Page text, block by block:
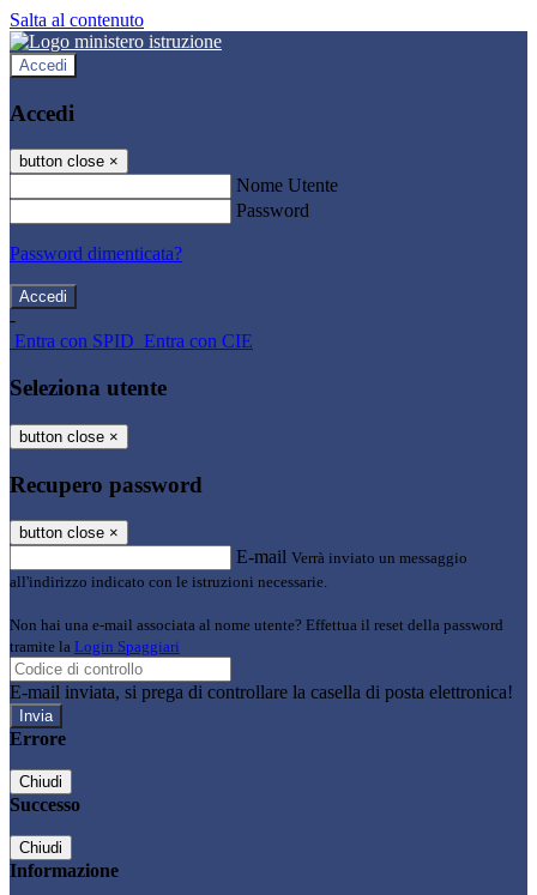
Salta al contenuto
Accedi
Accedi
button close ×
Nome Utente
Password
Password dimenticata?
-
Entra con SPID Entra con CIE
Seleziona utente
button close ×
Recupero password
button close ×
E-mail Verrà inviato un messaggio
all'indirizzo indicato con le istruzioni necessarie.
Non hai una e-mail associata al nome utente? Effettua il reset della password
tramite la Login Spaggiari
E-mail inviata, si prega di controllare la casella di posta elettronica!
Errore
Chiudi
Successo
Chiudi
Informazione